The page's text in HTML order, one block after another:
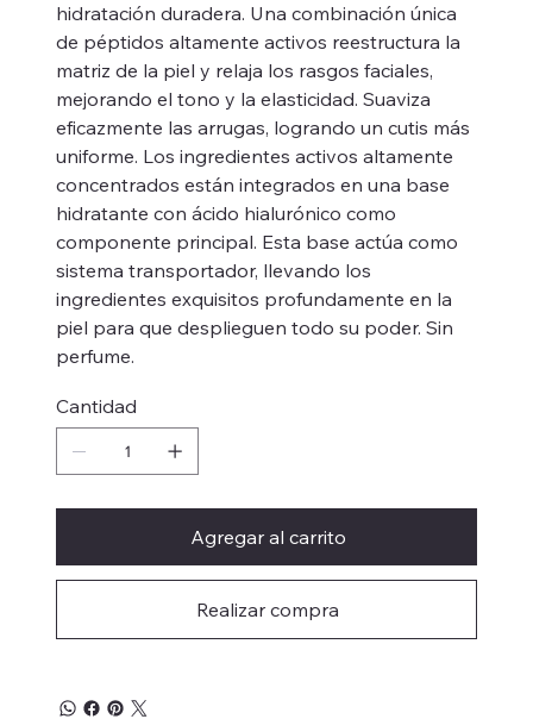
hidratación duradera. Una combinación única
de péptidos altamente activos reestructura la
matriz de la piel y relaja los rasgos faciales,
mejorando el tono y la elasticidad. Suaviza
eficazmente las arrugas, logrando un cutis más
uniforme. Los ingredientes activos altamente
concentrados están integrados en una base
hidratante con ácido hialurónico como
componente principal. Esta base actúa como
sistema transportador, llevando los
ingredientes exquisitos profundamente en la
piel para que desplieguen todo su poder. Sin
perfume.
Cantidad
Agregar al carrito
Realizar compra